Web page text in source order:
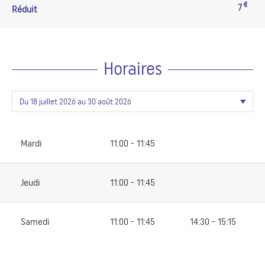
Réduit 7€
Horaires
Mardi 11:00 - 11:45
Jeudi 11:00 - 11:45
Samedi 11:00 - 11:45 14:30 - 15:15